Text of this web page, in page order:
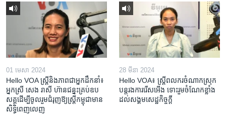
01 មេសា 2024
Hello VOA ស្ត្រីនិងភាពជាអ្នកដឹកនាំ៖
អ្នកស្រី សេង រាសី ហ៊ានជន្នះគ្រប់ឧប
សគ្គដើម្បីចូលរួមជំរុញឱ្យស្រ្តីកម្ពុជាមាន
សិទ្ធិពេញលេញ
28 មីនា 2024
Hello VOA៖ ស្រ្តីពលករចំណាកស្រុក
បន្តរងការរើសអើង ទោះរួមចំណែកខ្លាំង
ដល់សង្គមសេដ្ឋកិច្ចក្តី